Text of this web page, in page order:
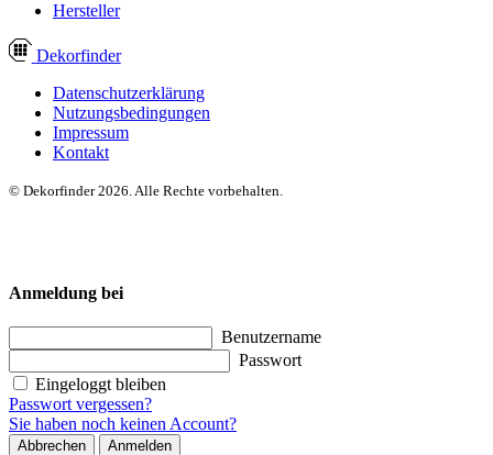
Hersteller
Dekorfinder
Datenschutzerklärung
Nutzungsbedingungen
Impressum
Kontakt
© Dekorfinder 2026. Alle Rechte vorbehalten.
Anmeldung bei
Benutzername
Passwort
Eingeloggt bleiben
Passwort vergessen?
Sie haben noch keinen Account?
Abbrechen Anmelden